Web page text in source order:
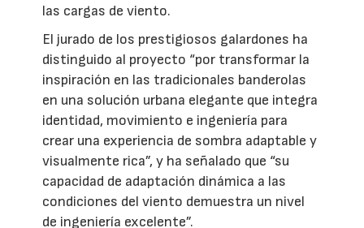
las cargas de viento.
El jurado de los prestigiosos galardones ha
distinguido al proyecto “por transformar la
inspiración en las tradicionales banderolas
en una solución urbana elegante que integra
identidad, movimiento e ingeniería para
crear una experiencia de sombra adaptable y
visualmente rica”, y ha señalado que “su
capacidad de adaptación dinámica a las
condiciones del viento demuestra un nivel
de ingeniería excelente”.